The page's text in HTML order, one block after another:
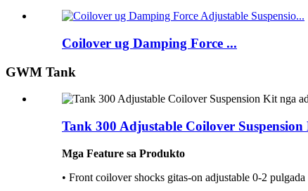
Coilover ug Damping Force ...
GWM Tank
Tank 300 Adjustable Coilover
Mga Feature sa Produkto
• Front coilover shocks gitas-on adjustable 0-2 pulgada